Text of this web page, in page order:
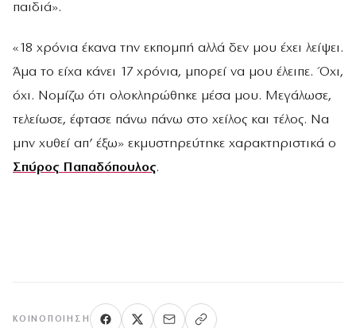
παιδιά».
«18 χρόνια έκανα την εκπομπή αλλά δεν μου έχει λείψει.
Άμα το είχα κάνει 17 χρόνια, μπορεί να μου έλειπε. Όχι,
όχι. Νομίζω ότι ολοκληρώθηκε μέσα μου. Μεγάλωσε,
τελείωσε, έφτασε πάνω πάνω στο χείλος και τέλος. Να
μην χυθεί απ’ έξω» εκμυστηρεύτηκε χαρακτηριστικά ο
Σπύρος Παπαδόπουλος.
ΚΟΙΝΟΠΟΊΗΣΗ